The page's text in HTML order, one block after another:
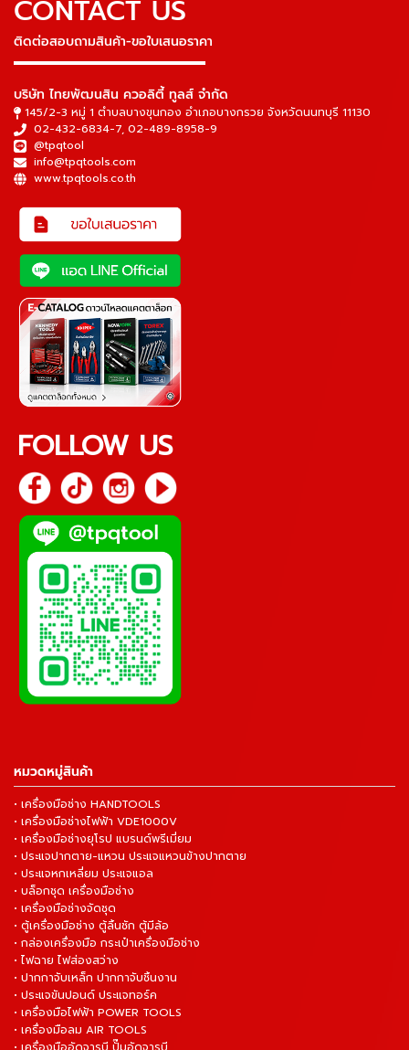
CONTACT US
ติดต่อสอบถามสินค้า-ขอใบเสนอราคา
▬▬▬▬▬▬▬▬▬▬▬▬▬▬▬
บริษัท ไทยพัฒนสิน ควอลิตี้ ทูลส์ จำกัด
145/2-3 หมู่ 1 ตำบลบางขุนกอง อำเภอบางกรวย จังหวัดนนทบุรี 11130
02-432-6834-7, 02-489-8958-9
@tpqtool
info@tpqtools.com
www.tpqtools.co.th
FOLLOW US
หมวดหมู่สินค้า
• เครื่องมือช่าง HANDTOOLS
• เครื่องมือช่างไฟฟ้า VDE1000V
• เครื่องมือช่างยุโรป แบรนด์พรีเมี่ยม
• ประแจปากตาย-แหวน ประแจแหวนข้างปากตาย
• ประแจหกเหลี่ยม ประแจแอล
• บล็อกชุด เครื่องมือช่าง
• เครื่องมือช่างจัดชุด
• ตู้เครื่องมือช่าง ตู้ลิ้นชัก ตู้มีล้อ
• กล่องเครื่องมือ กระเป๋าเครื่องมือช่าง
• ไฟฉาย ไฟส่องสว่าง
• ปากกาจับเหล็ก ปากกาจับชิ้นงาน
• ประแจขันปอนด์ ประแจทอร์ค
• เครื่องมือไฟฟ้า POWER TOOLS
• เครื่องมือลม AIR TOOLS